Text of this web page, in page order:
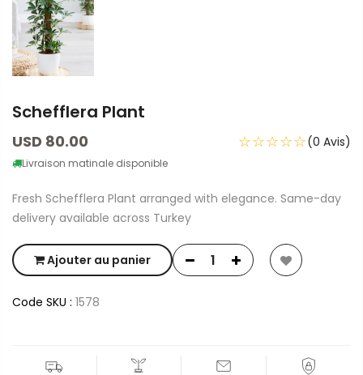
Schefflera Plant
USD 80.00
Livraison matinale disponible
☆☆☆☆☆(0 Avis)
Fresh Schefflera Plant arranged with elegance. Same-day
delivery available across Turkey
Ajouter au panier
Code SKU : 1578